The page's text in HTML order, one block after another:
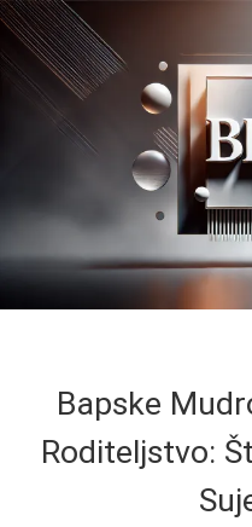
Bapske
Roditeljstvo: